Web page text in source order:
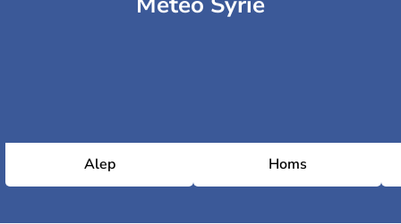
Alep Homs